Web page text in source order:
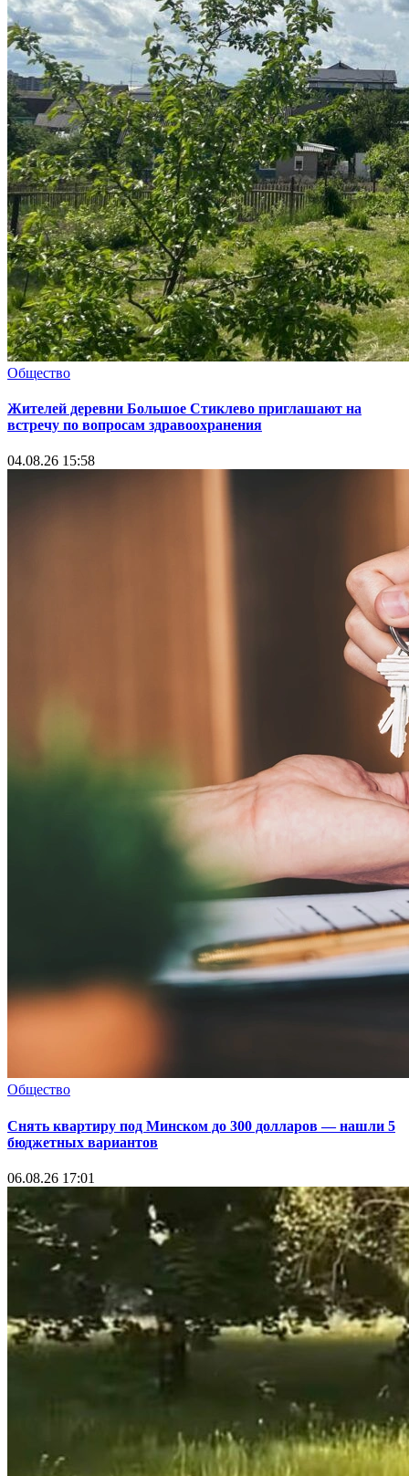
Общество
Жителей деревни Большое Стиклево приглашают на
встречу по вопросам здравоохранения
04.08.26 15:58
Общество
Снять квартиру под Минском до 300 долларов — нашли 5
бюджетных вариантов
06.08.26 17:01